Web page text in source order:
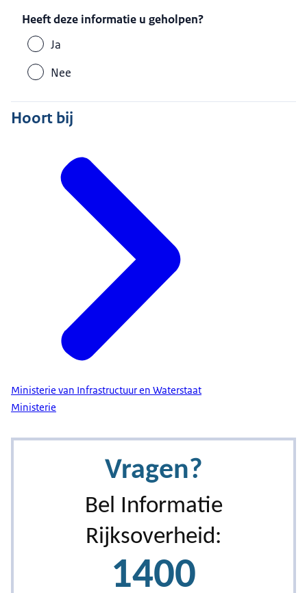
Heeft deze informatie u geholpen?
Ja
Nee
Hoort bij
Ministerie van Infrastructuur en Waterstaat
Ministerie